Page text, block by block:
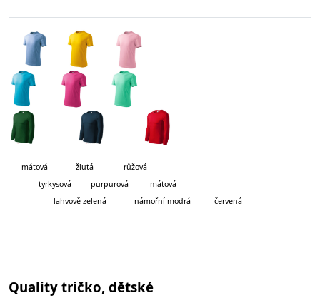
mátová
žlutá růžová
tyrkysová purpurová mátová
lahvově zelená námořní modrá červená
Quality tričko, dětské